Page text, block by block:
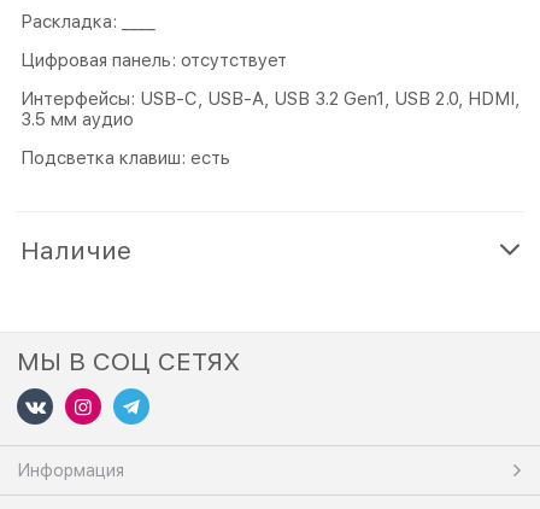
Раскладка: ____
Цифровая панель: отсутствует
Интерфейсы: USB-C, USB-A, USB 3.2 Gen1, USB 2.0, HDMI,
3.5 мм аудио
Подсветка клавиш: есть
Наличие
МЫ В СОЦ СЕТЯХ
Информация